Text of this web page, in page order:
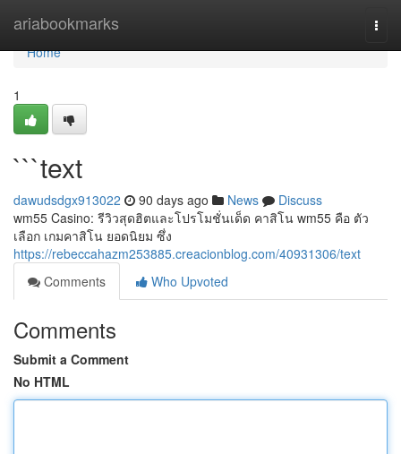
ariabookmarks
Home
Home
1
```text
dawudsdgx913022 90 days ago News
Discuss
wm55 Casino: รีวิวสุดฮิตและโปรโมชั่นเด็ด คาสิโน wm55 คือ ตัว
เลือก เกมคาสิโน ยอดนิยม ซึ่ง
https://rebeccahazm253885.creacionblog.com/40931306/text
Comments
Who Upvoted
Comments
Submit a Comment
No HTML